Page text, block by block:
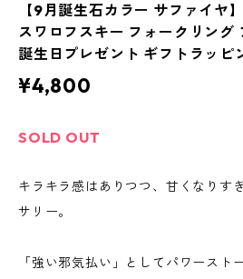
【9月誕生石カラー サファイヤ
スワロフスキー フォークリング
誕生日プレゼント ギフトラッピ
¥4,800
SOLD OUT
キラキラ感はありつつ、甘くなりす
サリー。
「強い邪気払い」としてパワースト